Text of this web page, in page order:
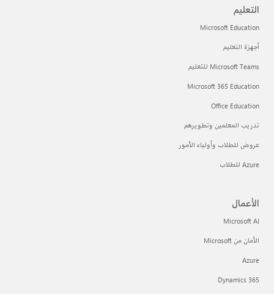
التعليم
Microsoft Education
أجهزة التعليم
Microsoft Teams للتعليم
Microsoft 365 Education
Office Education
تدريب المعلمين وتطويرهم
عروض للطلاب وأولياء الأمور
Azure للطلاب
الأعمال
Microsoft AI
الأمان من Microsoft
Azure
Dynamics 365